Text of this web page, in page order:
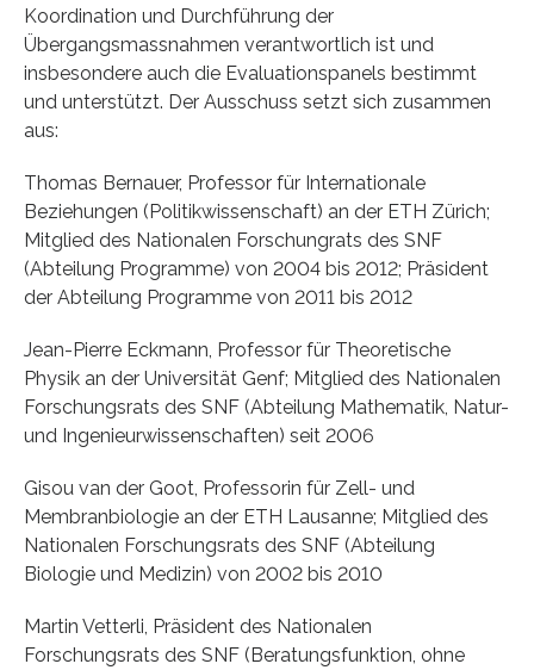
Koordination und Durchführung der
Übergangsmassnahmen verantwortlich ist und
insbesondere auch die Evaluationspanels bestimmt
und unterstützt. Der Ausschuss setzt sich zusammen
aus:
Thomas Bernauer, Professor für Internationale
Beziehungen (Politikwissenschaft) an der ETH Zürich;
Mitglied des Nationalen Forschungrats des SNF
(Abteilung Programme) von 2004 bis 2012; Präsident
der Abteilung Programme von 2011 bis 2012
Jean-Pierre Eckmann, Professor für Theoretische
Physik an der Universität Genf; Mitglied des Nationalen
Forschungsrats des SNF (Abteilung Mathematik, Natur-
und Ingenieurwissenschaften) seit 2006
Gisou van der Goot, Professorin für Zell- und
Membranbiologie an der ETH Lausanne; Mitglied des
Nationalen Forschungsrats des SNF (Abteilung
Biologie und Medizin) von 2002 bis 2010
Martin Vetterli, Präsident des Nationalen
Forschungsrats des SNF (Beratungsfunktion, ohne